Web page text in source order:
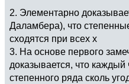
2. Элементарно
Даламбера), что
сходятся при всех x
3. На основе первого
доказывается, что
степенного ряда сколь